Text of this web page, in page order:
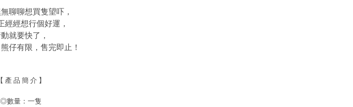
聊聊想買隻望吓，
經經想行個好運，
就要快了，
仔有限，售完即止！
【 產 品 簡 介 】
◎數量：一隻